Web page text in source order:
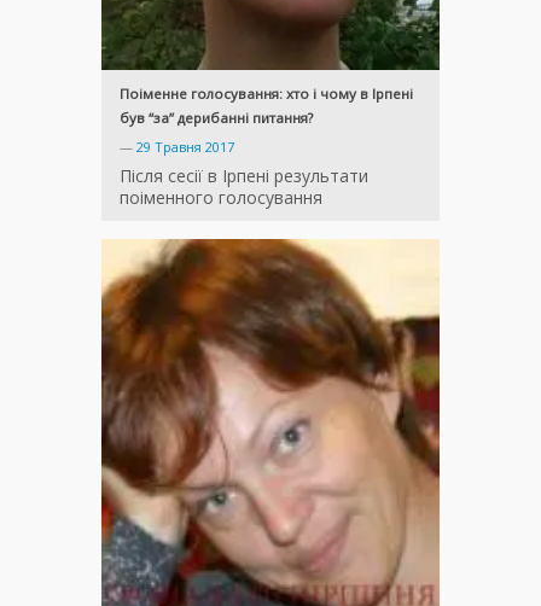
Поіменне голосування: хто і чому в Ірпені
був “за” дерибанні питання?
— 29 Травня 2017
Після сесії в Ірпені результати
поіменного голосування